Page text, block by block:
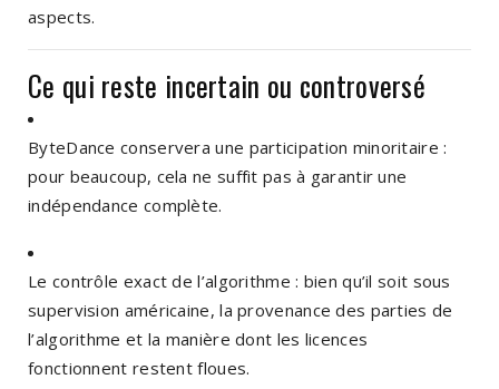
aspects.
Ce qui reste incertain ou controversé
ByteDance conservera une participation minoritaire :
pour beaucoup, cela ne suffit pas à garantir une
indépendance complète.
Le contrôle exact de l’algorithme : bien qu’il soit sous
supervision américaine, la provenance des parties de
l’algorithme et la manière dont les licences
fonctionnent restent floues.